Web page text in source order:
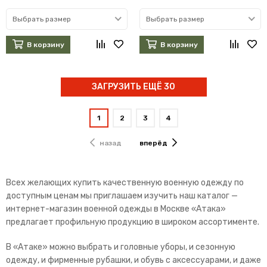
Выбрать размер
В корзину
Выбрать размер
В корзину
ЗАГРУЗИТЬ ЕЩЁ 30
назад
1 2 3 4
вперёд
Всех желающих купить качественную военную одежду по
доступным ценам мы приглашаем изучить наш каталог —
интернет-магазин военной одежды в Москве «Атака»
предлагает профильную продукцию в широком ассортименте.
В «Атаке» можно выбрать и головные уборы, и сезонную
одежду, и фирменные рубашки, и обувь с аксессуарами, и даже